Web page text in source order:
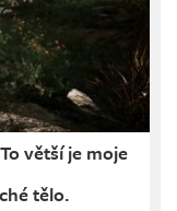
větší je moje
tělo.